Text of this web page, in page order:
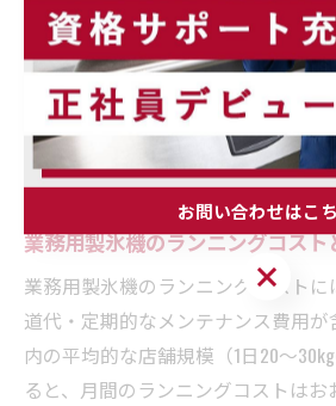
く、氷の溶けにくさや運転効率の向
ただし、省エネ性能の高い機種は初
高めとなる傾向があるため、リース
視野に入れ、導入後のランニングコ
ることが重要です。
業務用製氷機のランニングコスト
業務用製氷機のランニングコスト
道代・定期的なメンテナンス費用が
内の平均的な店舗規模（1日20～
ると、月間のランニングコストはお
お問い合わせはこち
お問い合わせはこ